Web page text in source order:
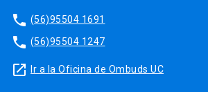
phone (56)95504 1691
phone (56)95504 1247
launch Ir a la Oficina de Ombuds UC